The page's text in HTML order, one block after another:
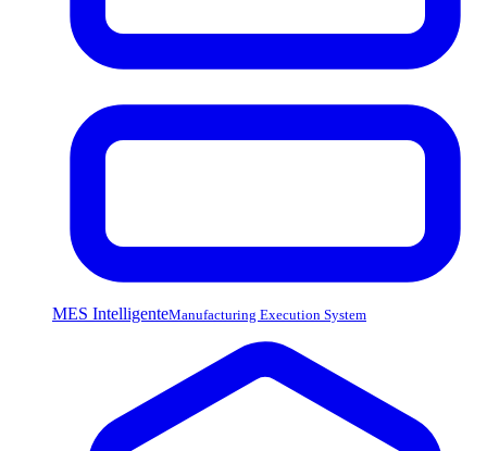
MES IntelligenteManufacturing Execution System